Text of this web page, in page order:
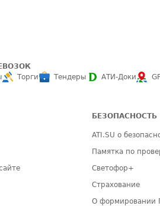
Торги Тендеры АТИ-Доки
БЕЗОПАСНОСТЬ
ATI.SU о
Памятка по
Светофор+
Страхование
О формировании